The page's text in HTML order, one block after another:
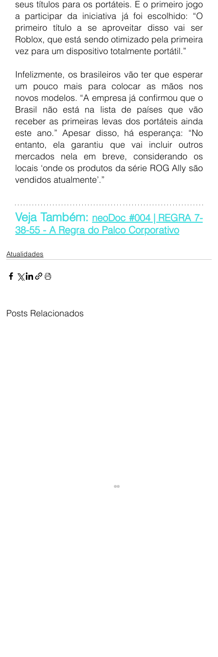
seus títulos para os portáteis. E o primeiro jogo
a participar da iniciativa já foi escolhido: “O
primeiro título a se aproveitar disso vai ser
Roblox, que está sendo otimizado pela primeira
vez para um dispositivo totalmente portátil.”
Infelizmente, os brasileiros vão ter que esperar
um pouco mais para colocar as mãos nos
novos modelos. “A empresa já confirmou que o
Brasil não está na lista de países que vão
receber as primeiras levas dos portáteis ainda
este ano.” Apesar disso, há esperança: “No
entanto, ela garantiu que vai incluir outros
mercados nela em breve, considerando os
locais ‘onde os produtos da série ROG Ally são
vendidos atualmente’.”
Veja Também: neoDoc #004 | REGRA 7-
38-55 - A Regra do Palco Corporativo
Atualidades
Posts Relacionados